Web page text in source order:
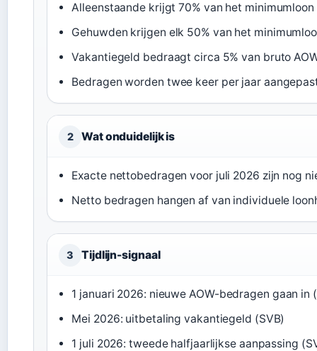
Alleenstaande krijgt 70% van het minimumloon
Gehuwden krijgen elk 50% van het
Vakantiegeld bedraagt circa 5% van bruto
Bedragen worden twee keer per jaar
2 Wat onduidelijk is
Exacte nettobedragen voor juli 2026 zijn nog
Netto bedragen hangen af van individuele
3 Tijdlijn-signaal
1 januari 2026: nieuwe AOW-bedragen gaan in (
Mei 2026: uitbetaling vakantiegeld (SVB)
1 juli 2026: tweede halfjaarlijkse aanpassing